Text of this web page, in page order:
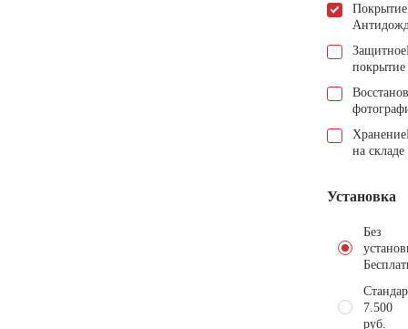
Покрытие
Защитное
покрытие
Хранение
на складе
Установка
Без
7.500
руб.